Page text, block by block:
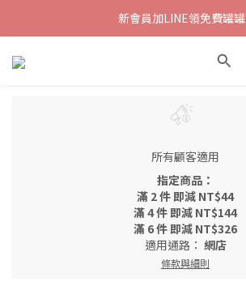
新會員加LINE領免費罐罐
所有顧客適用
指定商品：
滿 2 件 即減 NT$44
滿 4 件 即減 NT$144
滿 6 件 即減 NT$326
適用通路： 網店
條款與細則